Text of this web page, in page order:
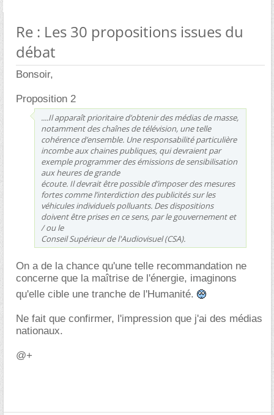
Re : Les 30 propositions issues du
débat
Bonsoir,
Proposition 2
....Il apparaît prioritaire d’obtenir des médias de masse,
notamment des chaînes de télévision, une telle
cohérence d’ensemble. Une responsabilité particulière
incombe aux chaines publiques, qui devraient par
exemple programmer des émissions de sensibilisation
aux heures de grande
écoute. Il devrait être possible d’imposer des mesures
fortes comme l’interdiction des publicités sur les
véhicules individuels polluants. Des dispositions
doivent être prises en ce sens, par le gouvernement et
/ ou le
Conseil Supérieur de l'Audiovisuel (CSA).
On a de la chance qu'une telle recommandation ne
concerne que la maîtrise de l'énergie, imaginons
qu'elle cible une tranche de l'Humanité.
Ne fait que confirmer, l'impression que j'ai des médias
nationaux.
@+